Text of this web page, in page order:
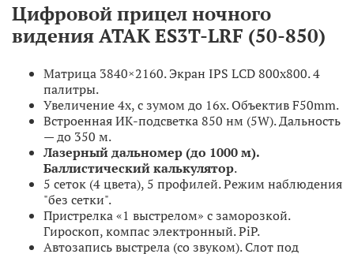
Цифровой прицел ночного
видения ATAK ES3T-LRF (50-850)
Матрица 3840×2160. Экран IPS LCD 800x800. 4
палитры.
Увеличение 4x, с зумом до 16x. Объектив F50mm.
Встроенная ИК-подсветка 850 нм (5W). Дальность
— до 350 м.
Лазерный дальномер (до 1000 м).
Баллистический калькулятор.
5 сеток (4 цвета), 5 профилей. Режим наблюдения
"без сетки".
Пристрелка «1 выстрелом» с заморозкой.
Гироскоп, компас электронный. PiP.
Автозапись выстрела (со звуком). Слот под